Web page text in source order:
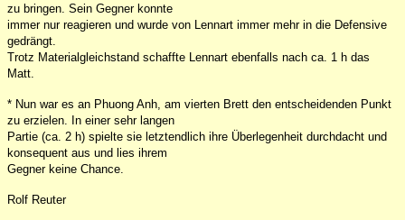
zu bringen. Sein Gegner konnte
immer nur reagieren und wurde von Lennart immer mehr in die Defensive
gedrängt.
Trotz Materialgleichstand schaffte Lennart ebenfalls nach ca. 1 h das
Matt.
* Nun war es an Phuong Anh, am vierten Brett den entscheidenden Punkt
zu erzielen. In einer sehr langen
Partie (ca. 2 h) spielte sie letztendlich ihre Überlegenheit durchdacht und
konsequent aus und lies ihrem
Gegner keine Chance.
Rolf Reuter